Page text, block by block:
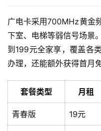
广电卡采用700MHz黄金
下室、电梯等弱信号场景
到199元全家享，覆盖各
办理，还能额外获得首月
套餐类型 月租
青春版 19元